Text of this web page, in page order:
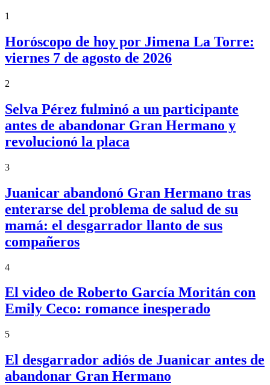
1
Horóscopo de hoy por Jimena La Torre:
viernes 7 de agosto de 2026
2
Selva Pérez fulminó a un participante
antes de abandonar Gran Hermano y
revolucionó la placa
3
Juanicar abandonó Gran Hermano tras
enterarse del problema de salud de su
mamá: el desgarrador llanto de sus
compañeros
4
El video de Roberto García Moritán con
Emily Ceco: romance inesperado
5
El desgarrador adiós de Juanicar antes de
abandonar Gran Hermano